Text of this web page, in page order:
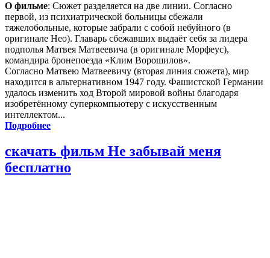
О фильме: Сюжет разделяется на две линии. Согласно
первой, из психиатрической больницы сбежали
тяжелобольные, которые забрали с собой небуйного (в
оригинале Нео). Главарь сбежавших выдаёт себя за лидера
подполья Матвея Матвеевича (в оригинале Морфеус),
командира бронепоезда «Клим Ворошилов».
Согласно Матвею Матвеевичу (вторая линия сюжета), мир
находится в альтернативном 1947 году. Фашистской Германии
удалось изменить ход Второй мировой войны благодаря
изобретённому суперкомпьютеру с искусственным
интеллектом...
Подробнее
скачать фильм Не забывай меня
бесплатно